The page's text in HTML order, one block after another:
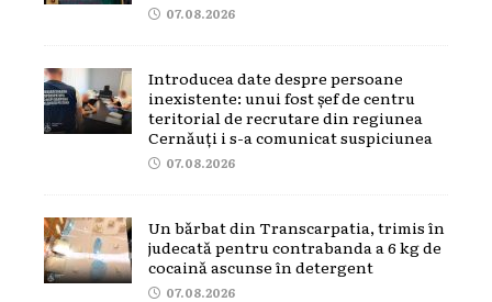
07.08.2026
Introducea date despre persoane
inexistente: unui fost șef de centru
teritorial de recrutare din regiunea
Cernăuți i s-a comunicat suspiciunea
07.08.2026
Un bărbat din Transcarpatia, trimis în
judecată pentru contrabanda a 6 kg de
cocaină ascunse în detergent
07.08.2026